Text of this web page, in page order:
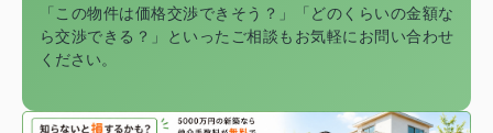
「この物件は価格交渉できそう？」「どのくらいの金額な
ら交渉できる？」といったご相談もお気軽にお問い合わせ
ください。